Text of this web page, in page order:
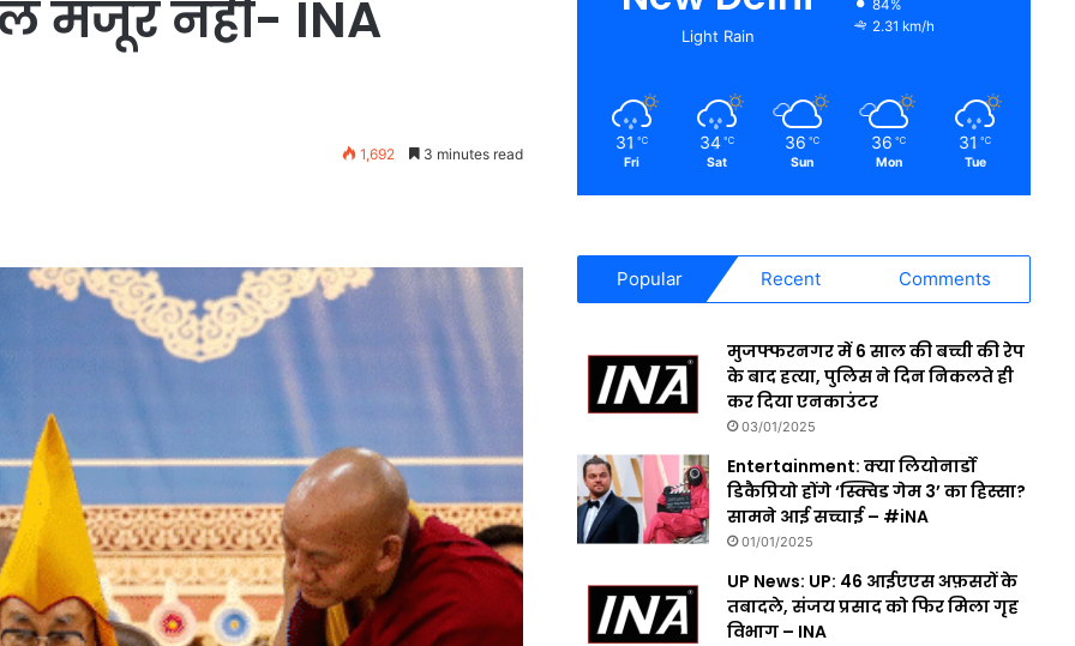
मंजूर नहीं- INA
1,692 3 minutes read
Light Rain
84%
2.31 km/h
31 ℃
Fri
34 ℃
Sat
36 ℃
Sun
36 ℃
Mon
31 ℃
Tue
Popular Recent Comments
मुजफ्फरनगर में 6 साल की बच्ची की रेप
के बाद हत्या, पुलिस ने दिन निकलते ही
कर दिया एनकाउंटर
03/01/2025
Entertainment: क्या लियोनार्डो
डिकैप्रियो होंगे ‘स्क्विड गेम 3’ का हिस्सा?
सामने आई सच्चाई – #iNA
01/01/2025
UP News: UP: 46 आईएएस अफ़सरों के
तबादले, संजय प्रसाद को फिर मिला गृह
विभाग – INA